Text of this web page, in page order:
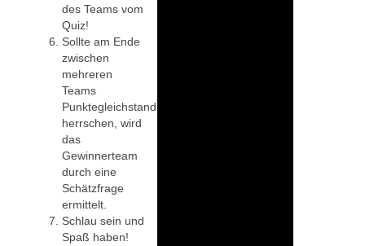
des Teams vom
Quiz!
Sollte am Ende
zwischen
mehreren
Teams
Punktegleichstand
herrschen, wird
das
Gewinnerteam
durch eine
Schätzfrage
ermittelt.
Schlau sein und
Spaß haben!